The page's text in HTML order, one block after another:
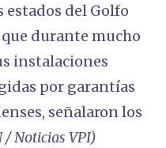
estados del Golfo
durante mucho
instalaciones
por garantías
señalaron los
/ Noticias VPI)